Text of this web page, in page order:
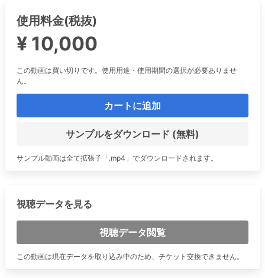
使用料金(税抜)
¥ 10,000
この動画は買い切りです。使用用途・使用期間の選択が必要ありませ
ん。
カートに追加
サンプルをダウンロード (無料)
サンプル動画は全て拡張子「.mp4」でダウンロードされます。
視聴データを見る
視聴データ閲覧
この動画は現在データを取り込み中のため、チケット交換できません。